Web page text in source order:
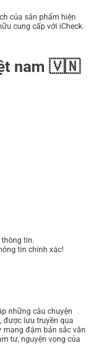
của sản phẩm hiện
cung cấp với iCheck.
nam 🇻🇳
tin.
tin chính xác!
những câu chuyện
được lưu truyền qua
mang đậm bản sắc văn
tư, nguyện vọng của